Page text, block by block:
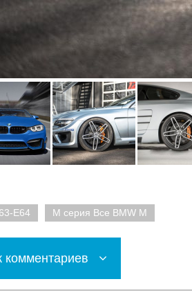
E64
M серия Все BMW M
комментариев